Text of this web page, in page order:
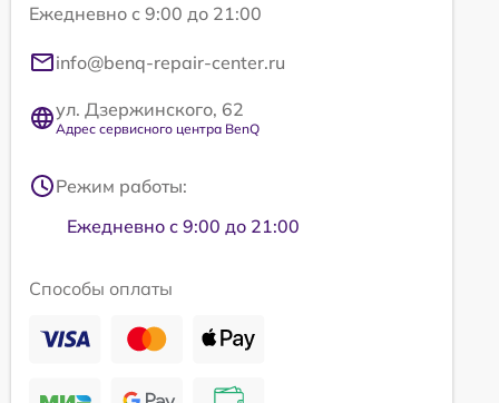
Ежедневно с 9:00 до 21:00
info@benq-repair-center.ru
ул. Дзержинского, 62
Адрес сервисного центра BenQ
Режим работы:
Ежедневно с 9:00 до 21:00
Способы оплаты